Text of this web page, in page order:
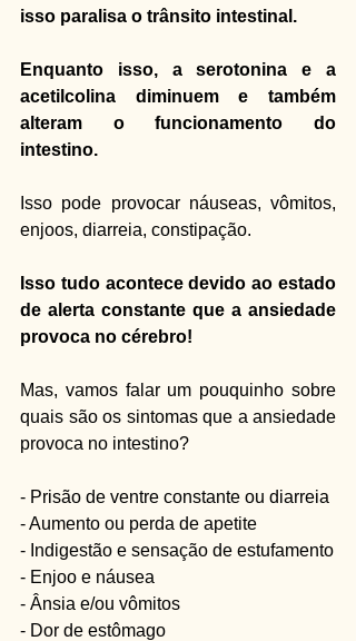
isso paralisa o trânsito intestinal.
Enquanto isso, a serotonina e a
acetilcolina diminuem e também
alteram o funcionamento do
intestino.
Isso pode provocar náuseas, vômitos,
enjoos, diarreia, constipação.
Isso tudo acontece devido ao estado
de alerta constante que a ansiedade
provoca no cérebro!
Mas, vamos falar um pouquinho sobre
quais são os sintomas que a ansiedade
provoca no intestino?
- Prisão de ventre constante ou diarreia
- Aumento ou perda de apetite
- Indigestão e sensação de estufamento
- Enjoo e náusea
- Ânsia e/ou vômitos
- Dor de estômago